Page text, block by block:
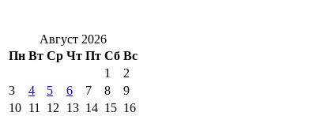
Август 2026
Пн Вт Ср Чт Пт Сб Вс
1
2
3
4 5 6 7 8
9
10 11 12 13 14 15 16